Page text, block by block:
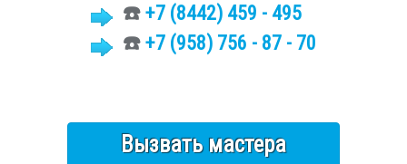
☎️ +7 (8442) 459 - 495
☎️ +7 (958) 756 - 87 - 70
Вызвать мастера